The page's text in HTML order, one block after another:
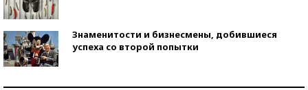
Знаменитости и бизнесмены, добившиеся
успеха со второй попытки